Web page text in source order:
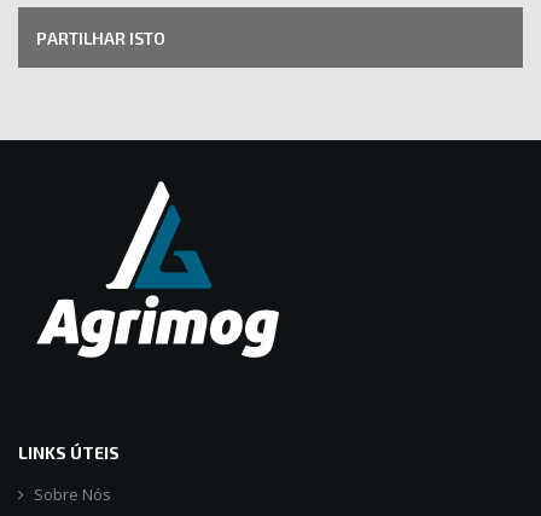
PARTILHAR ISTO
LINKS ÚTEIS
Sobre Nós